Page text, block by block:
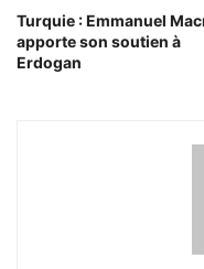
Turquie : Emmanuel
apporte son soutien à
Erdogan